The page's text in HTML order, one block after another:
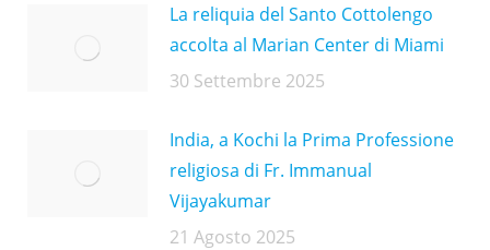
La reliquia del Santo Cottolengo
accolta al Marian Center di Miami
30 Settembre 2025
India, a Kochi la Prima Professione
religiosa di Fr. Immanual
Vijayakumar
21 Agosto 2025